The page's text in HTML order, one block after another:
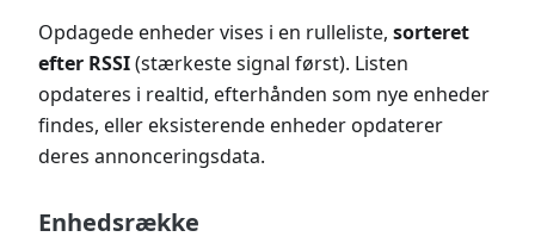
Opdagede enheder vises i en rulleliste, sorteret
efter RSSI(stærkeste signal først). Listen
opdateres i realtid, efterhånden som nye enheder
findes, eller eksisterende enheder opdaterer
deres annonceringsdata.
Enhedsrække